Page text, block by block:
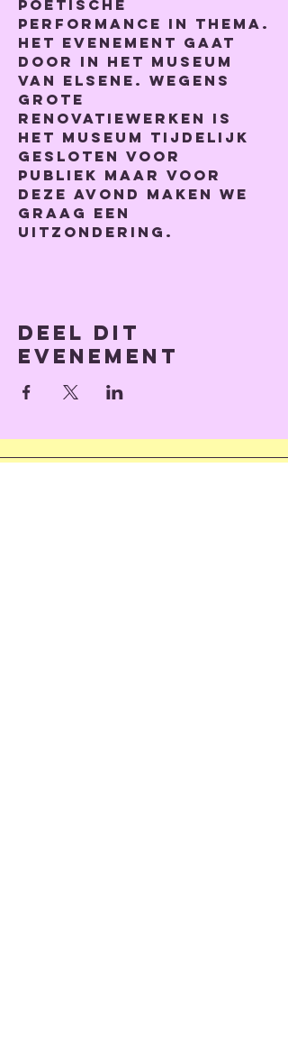
poëtische
performance in thema.
Het evenement gaat
door in het Museum
van Elsene. Wegens
grote
renovatiewerken is
het museum tijdelijk
gesloten voor
publiek maar voor
deze avond maken we
graag een
uitzondering.
Deel dit
evenement